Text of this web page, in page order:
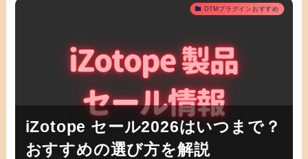
DTMプラグインおすすめ
iZotope セール2026はいつまで？
おすすめの選び方を解説